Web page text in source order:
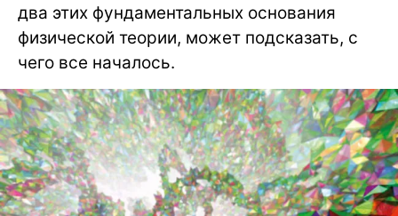
два этих фундаментальных основания
физической теории, может подсказать, с
чего все началось.